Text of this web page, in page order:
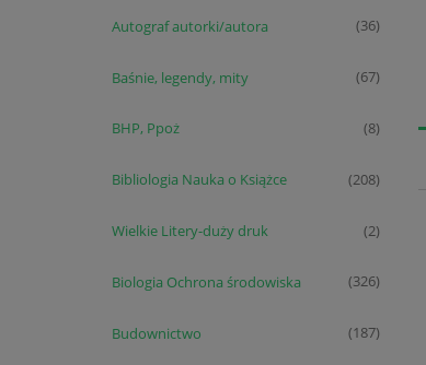
Autograf autorki/autora (36)
Baśnie, legendy, mity (67)
BHP, Ppoż (8)
Bibliologia Nauka o Książce (208)
Wielkie Litery-duży druk (2)
Biologia Ochrona środowiska (326)
Budownictwo (187)